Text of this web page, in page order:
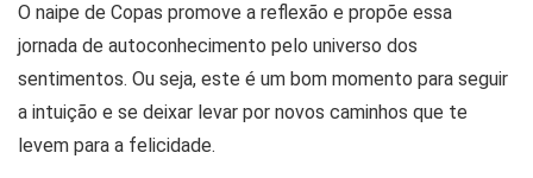
O naipe de Copas promove a reflexão e propõe essa
jornada de autoconhecimento pelo universo dos
sentimentos. Ou seja, este é um bom momento para seguir
a intuição e se deixar levar por novos caminhos que te
levem para a felicidade.